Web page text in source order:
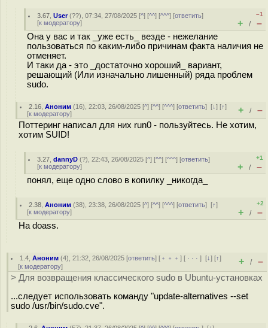
3.67 ,User(??), 07:34, 27/08/2025 [^] [^^] [^^^] [ответить]
[к модератору]
–1
+ / –
Она у вас и так _уже есть_ везде - нежелание
пользоваться по каким-либо причинам факта наличия не
отменяет.
И таки да - это _достаточно хороший_ вариант,
решающий (Или изначально лишенный) ряда проблем
sudo.
2.16 ,Аноним (16), 22:03, 26/08/2025 [^] [^^] [^^^] [ответить][↓] [↑]
[к модератору] + / –
Поттеринг написал для них run0 - пользуйтесь. Не хотим,
хотим SUID!
3.27 ,dannyD (?), 22:43, 26/08/2025 [^] [^^] [^^^] [ответить]
[к модератору]
+1
+ / –
понял, еще одно слово в копилку _никогда_
2.38 ,Аноним (38), 23:38, 26/08/2025 [^] [^^] [^^^] [ответить][↑]
[к модератору]
+2
+ / –
На doass.
1.4 ,Аноним (4), 21:32, 26/08/2025 [ответить] [ ﹢﹢﹢] [ · · ·][↓] [↑]
[к модератору] + / –
> Для возвращения классического sudo в Ubuntu-установках
...следует использовать команду "update-alternatives --set
sudo /usr/bin/sudo.cve".